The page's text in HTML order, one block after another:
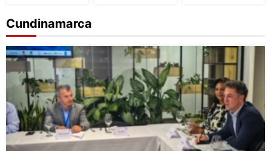
Cundinamarca